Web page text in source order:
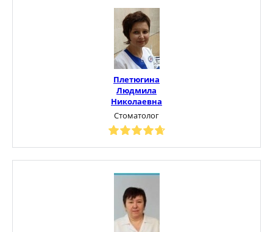
Плетюгина
Людмила
Николаевна
Стоматолог